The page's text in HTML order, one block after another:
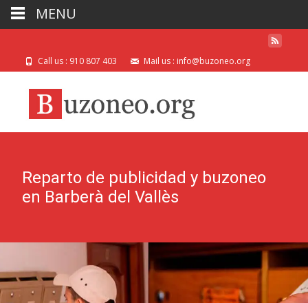
Call us : 910 807 403 Mail us : info@buzoneo.org
Reparto de publicidad y buzoneo
en Barberà del Vallès
MENU